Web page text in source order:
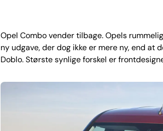
Opel Combo vender tilbage. Opels
ny udgave, der dog ikke er mere ny, end
Doblo. Største synlige forskel er